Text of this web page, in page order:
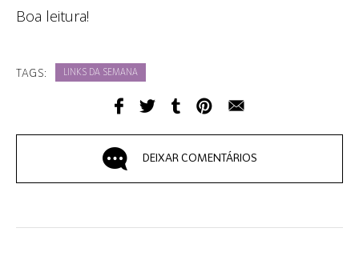
Boa leitura!
TAGS: LINKS DA SEMANA
DEIXAR COMENTÁRIOS